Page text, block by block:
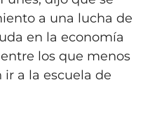
a una lucha de
en la economía
los que menos
a la escuela de